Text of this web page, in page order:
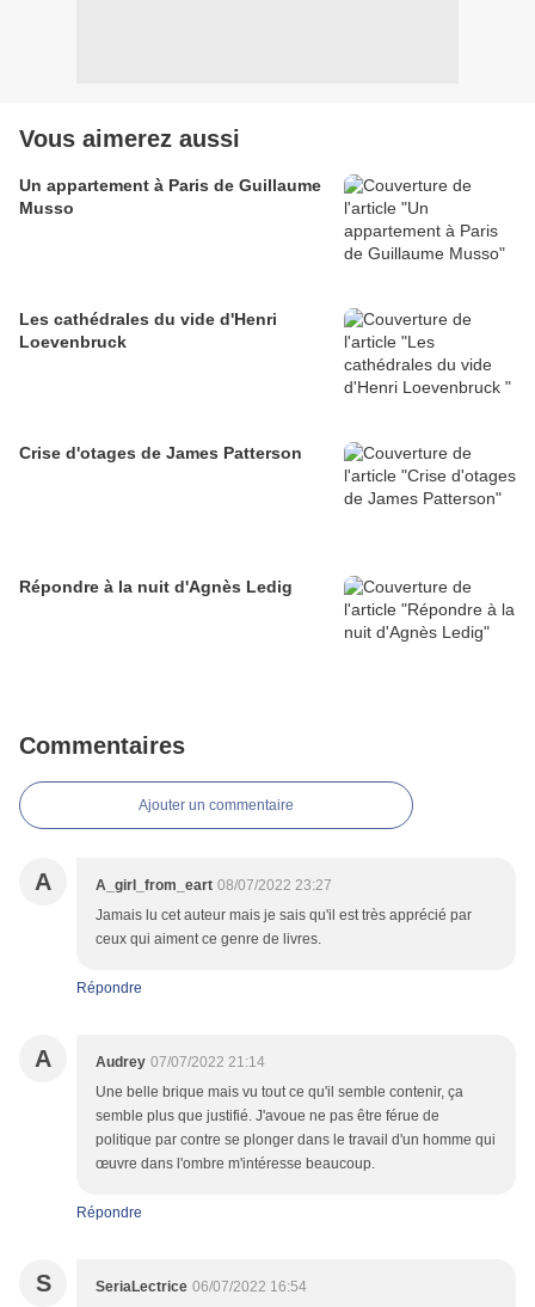
Vous aimerez aussi
Un appartement à Paris de Guillaume
Musso
Les cathédrales du vide d'Henri
Loevenbruck
Crise d'otages de James Patterson
Répondre à la nuit d'Agnès Ledig
Commentaires
Ajouter un commentaire
A A_girl_from_eart 08/07/2022 23:27
Jamais lu cet auteur mais je sais qu'il est très apprécié par
ceux qui aiment ce genre de livres.
Répondre
A Audrey 07/07/2022 21:14
Une belle brique mais vu tout ce qu'il semble contenir, ça
semble plus que justifié. J'avoue ne pas être férue de
politique par contre se plonger dans le travail d'un homme qui
œuvre dans l'ombre m'intéresse beaucoup.
Répondre
S SeriaLectrice 06/07/2022 16:54